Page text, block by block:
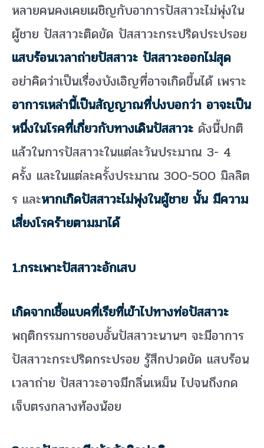
หลายคนคงเคยเผชิญกับอาการปัสสาวะไม่พุ่งใน
ผู้ชาย ปัสสาวะติดขัด ปัสสาวะกระปริดประปรอย
แสบร้อนเวลาถ่ายปัสสาวะ ปัสสาวะออกไม่สุด
อย่าคิดว่าเป็นเรื่องบังเอิญที่อาจเกิดขึ้นได้ เพราะ
อาการเหล่านี้เป็นสัญญาณที่บ่งบอกว่า อาจะเป็น
หนึ่งในโรคที่เกี่ยวกับทางเดินปัสสาวะ ดังนี้ปกติ
แล้วในการปัสสาวะในแต่ละวันประมาณ 3- 4
ครั้ง และในแต่ละครั้งประมาณ 300-500 มิลลิต
ร และหากเกิดปัสสาวะไม่พุ่งในผู้ชาย นั้น มีความ
เสี่ยงโรคร้ายตามมาได้
1.กระเพาะปัสสาวะอักเสบ
เกิดจากเชื้อแบคที่เรียที่เข้าไปทางท่อปัสสาวะ
พฤติกรรมการชอบอั้นปัสสาวะนานๆ จะมีอาการ
ปัสสาวะกระปริดกระปรอย รู้สึกปวดขัด แสบร้อน
เวลาถ่าย ปัสสาวะอาจมีกลิ่นเหม็น ไปจนถึงกด
เจ็บตรงกลางท้องน้อย